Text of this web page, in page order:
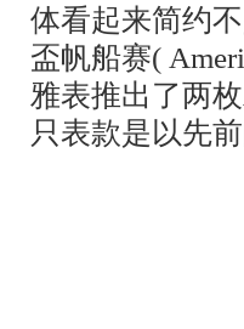
体看起来简约
盃帆船赛(
雅表推出了两
只表款是以先